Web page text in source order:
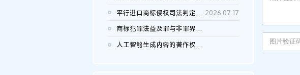
平行进口商标侵权司法判定规则的困境与纾解 2026.07.17
商标犯罪法益及罪与非罪界限研究
人工智能生成内容的著作权司法认定：演进逻辑、现实困境与规则建...